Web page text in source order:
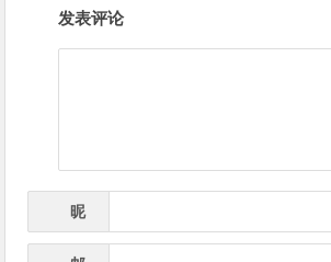
发表评论
昵